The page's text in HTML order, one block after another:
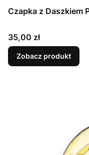
Czapka z Daszkiem
Cena
35,00 zł
Zobacz produkt